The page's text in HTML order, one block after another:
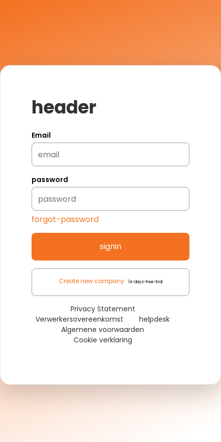
header
Email
password
forgot-password
signin
Create new company 14-days-free-trial
Privacy Statement
Verwerkersovereenkomst
helpdesk
Algemene voorwaarden
Cookie verklaring